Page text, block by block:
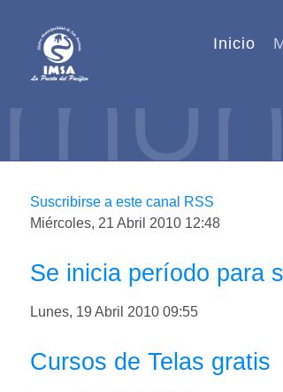
Inicio
Suscribirse a este canal RSS
Miércoles, 21 Abril 2010 12:48
Se inicia período para
Lunes, 19 Abril 2010 09:55
Cursos de Telas gratis